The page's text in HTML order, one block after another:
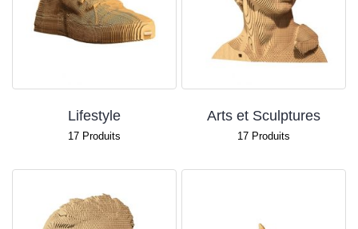
Lifestyle
17 Produits
Arts et Sculptures
17 Produits